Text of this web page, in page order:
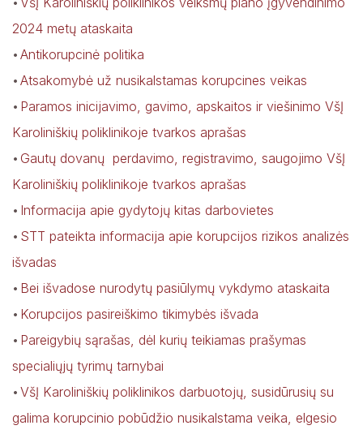
2024 metų ataskaita
Antikorupcinė politika
Atsakomybė už nusikalstamas korupcines veikas
Paramos inicijavimo, gavimo, apskaitos ir viešinimo VšĮ
Karoliniškių poliklinikoje tvarkos aprašas
Gautų dovanų perdavimo, registravimo, saugojimo VšĮ
Karoliniškių poliklinikoje tvarkos aprašas
Informacija apie gydytojų kitas darbovietes
STT pateikta informacija apie korupcijos rizikos analizės
išvadas
Bei išvadose nurodytų pasiūlymų vykdymo ataskaita
Korupcijos pasireiškimo tikimybės išvada
Pareigybių sąrašas, dėl kurių teikiamas prašymas
specialiųjų tyrimų tarnybai
VšĮ Karoliniškių poliklinikos darbuotojų, susidūrusių su
galima korupcinio pobūdžio nusikalstama veika, elgesio